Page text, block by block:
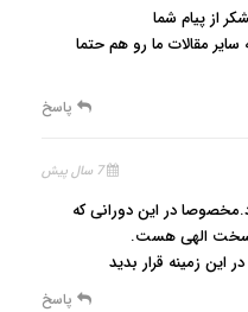
از پیام شما
سایر مقالات ما رو هم حتما
پاسخ
7 سال پیش
در این دورانی که
سخت الهی هست.
این زمینه قرار بدید
پاسخ